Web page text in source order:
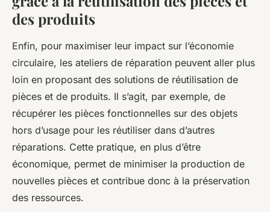
des produits
Enfin, pour maximiser leur impact sur l’économie
circulaire, les ateliers de réparation peuvent aller plus
loin en proposant des solutions de réutilisation de
pièces et de produits. Il s’agit, par exemple, de
récupérer les pièces fonctionnelles sur des objets
hors d’usage pour les réutiliser dans d’autres
réparations. Cette pratique, en plus d’être
économique, permet de minimiser la production de
nouvelles pièces et contribue donc à la préservation
des ressources.